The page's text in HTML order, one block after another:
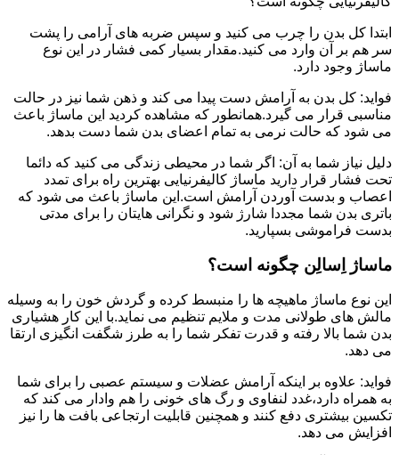
ابتدا کل بدن را چرب می کنید و سپس ضربه های آرامی را پشت
سر هم بر آن وارد می کنید.مقدار بسیار کمی فشار در این نوع
ماساژ وجود دارد.
فواید: کل بدن به آرامش دست پیدا می کند و ذهن شما نیز در حالت
مناسبی قرار می گیرد.همانطور که مشاهده کردید این ماساژ باعث
می شود که حالت نرمی به تمام اعضای بدن شما دست بدهد.
دلیل نیاز شما به آن: اگر شما در محیطی زندگی می کنید که دائما
تحت فشار قرار دارید ماساژ کالیفرنیایی بهترین راه برای تمدد
اعصاب و بدست آوردن آرامش است.این ماساژ باعث می شود که
باتری بدن شما مجددا شارژ شود و نگرانی هایتان را برای مدتی
بدست فراموشی بسپارید.
ماساژ اِسالِن چگونه است؟
این نوع ماساژ ماهیچه ها را منبسط کرده و گردش خون را به وسیله
مالش های طولانی مدت و ملایم تنظیم می نماید.با این کار هشیاری
بدن شما بالا رفته و قدرت تفکر شما را به طرز شگفت انگیزی ارتقا
می دهد.
فواید: علاوه بر اینکه آرامش عضلات و سیستم عصبی را برای شما
به همراه دارد،غدد لنفاوی و رگ های خونی را هم وادار می کند که
تکسین بیشتری دفع کنند و همچنین قابلیت ارتجاعی بافت ها را نیز
افزایش می دهد.